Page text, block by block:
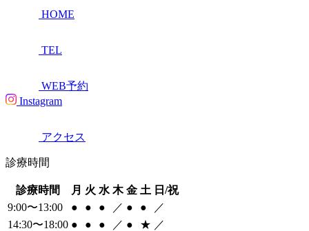
HOME
TEL
WEB予約
Instagram
アクセス
診療時間
診療時間 月 火 水 木 金 土 日/祝
9:00〜13:00
● ● ● ／ ● ●
／
14:30〜18:00 ● ● ● ／ ● ★ ／